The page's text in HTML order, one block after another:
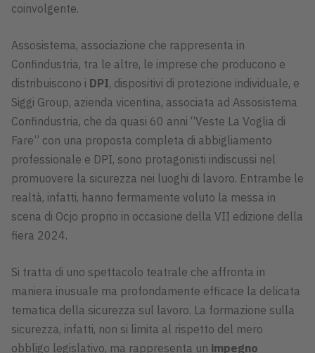
coinvolgente.
Assosistema, associazione che rappresenta in
Confindustria, tra le altre, le imprese che producono e
distribuiscono i DPI, dispositivi di protezione individuale, e
Siggi Group, azienda vicentina, associata ad Assosistema
Confindustria, che da quasi 60 anni “Veste La Voglia di
Fare” con una proposta completa di abbigliamento
professionale e DPI, sono protagonisti indiscussi nel
promuovere la sicurezza nei luoghi di lavoro. Entrambe le
realtà, infatti, hanno fermamente voluto la messa in
scena di Ocjo proprio in occasione della VII edizione della
fiera 2024.
Si tratta di uno spettacolo teatrale che affronta in
maniera inusuale ma profondamente efficace la delicata
tematica della sicurezza sul lavoro. La formazione sulla
sicurezza, infatti, non si limita al rispetto del mero
obbligo legislativo, ma rappresenta un impegno